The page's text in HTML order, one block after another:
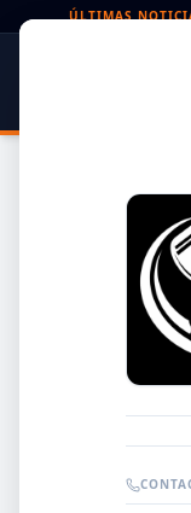
ÚLTIMAS
Cheques rechazados en